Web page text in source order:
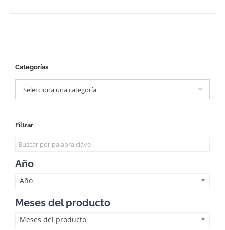
Categorías
Selecciona una categoría
Filtrar
Año
Año
Meses del producto
Meses del producto